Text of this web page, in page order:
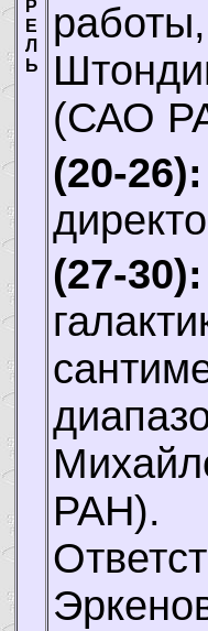
Р
Е
Л
Ь
работы,
(САО
(20-26):
(27-30):
РАН).